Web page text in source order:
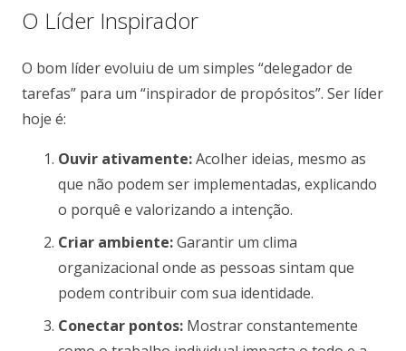
O Líder Inspirador
O bom líder evoluiu de um simples “delegador de
tarefas” para um “inspirador de propósitos”. Ser líder
hoje é:
Ouvir ativamente:Acolher ideias, mesmo as
que não podem ser implementadas, explicando
o porquê e valorizando a intenção.
Criar ambiente:Garantir um clima
organizacional onde as pessoas sintam que
podem contribuir com sua identidade.
Conectar pontos: Mostrar constantemente